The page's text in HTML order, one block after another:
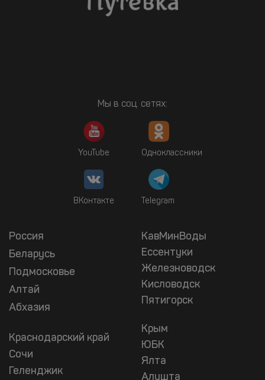
Мы в соц. сетях:
YouTube Одноклассники
ВКонтакте Telegram
Россия
Беларусь
Подмосковье
Алтай
Абхазия
Краснодарский край
Сочи
Геленджик
КавМинВоды
Ессентуки
Железноводск
Кисловодск
Пятигорск
Крым
ЮБК
Ялта
Алушта